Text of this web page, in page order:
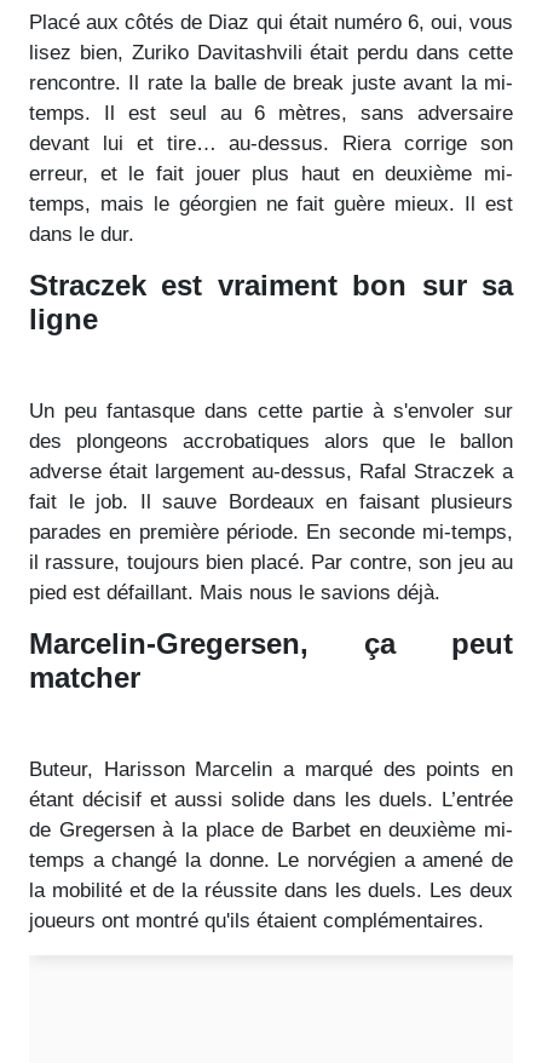
Placé aux côtés de Diaz qui était numéro 6, oui, vous
lisez bien, Zuriko Davitashvili était perdu dans cette
rencontre. Il rate la balle de break juste avant la mi-
temps. Il est seul au 6 mètres, sans adversaire
devant lui et tire… au-dessus. Riera corrige son
erreur, et le fait jouer plus haut en deuxième mi-
temps, mais le géorgien ne fait guère mieux. Il est
dans le dur.
Straczek est vraiment bon sur sa
ligne
Un peu fantasque dans cette partie à s'envoler sur
des plongeons accrobatiques alors que le ballon
adverse était largement au-dessus, Rafal Straczek a
fait le job. Il sauve Bordeaux en faisant plusieurs
parades en première période. En seconde mi-temps,
il rassure, toujours bien placé. Par contre, son jeu au
pied est défaillant. Mais nous le savions déjà.
Marcelin-Gregersen, ça peut
matcher
Buteur, Harisson Marcelin a marqué des points en
étant décisif et aussi solide dans les duels. L’entrée
de Gregersen à la place de Barbet en deuxième mi-
temps a changé la donne. Le norvégien a amené de
la mobilité et de la réussite dans les duels. Les deux
joueurs ont montré qu'ils étaient complémentaires.